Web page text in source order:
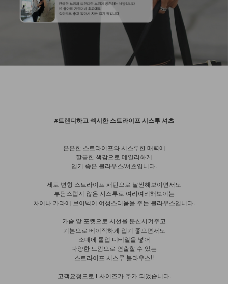
#트렌디하고 섹시한 스트라이프 시스루 셔츠
은은한 스트라이프와 시스루한 매력에
깔끔한 색감으로 데일리하게
입기 좋은 블라우스/셔츠입니다.
세로 변형 스트라이프 패턴으로 날씬해보이면서도
부담스럽지 않은 시스루로 여리여리해보이는
차이나 카라에 브이넥이 여성스러움을 주는 블라우스입니다.
가슴 앞 포켓으로 시선을 분산시켜주고
기본으로 베이직하게 입기 좋으면서도
소매에 롤업 디테일을 넣어
다양한 느낌으로 연출할 수 있는
스트라이프 시스루 블라우스!!
고객요청으로 L사이즈가 추가 되었습니다.